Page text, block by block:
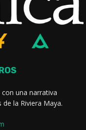
una narrativa
la Riviera Maya.